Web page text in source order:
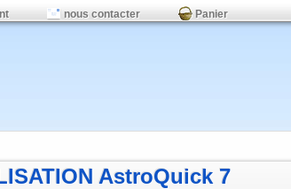
nous contacter Panier
AstroQuick 7